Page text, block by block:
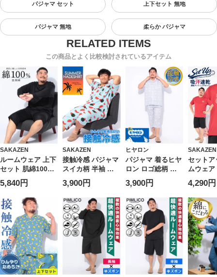
パジャマ セット 上下セット 無地
パジャマ 無地 柔らか パジャマ
この商品とよく比較検討されているアイテム
SAKAZEN
ルームウェア 上下
セット 肌綿100％
無地 長袖 七分丈
パンツ 部屋着 パ
ジャマ コットン
オールシーズン 大
きいサイズ メンズ
5,840円
SAKAZEN
接触冷感 パジャマ
スイカ柄 半袖 七
分丈 部屋着 パジ
ャマ ルームウェア
上下セット プリン
ト 春 夏 大きいサ
イズ メンズ
3,900円
ヒヤロン
パジャマ 着るヒヤ
ロン ロゴ総柄 背
あて接触冷感 七分
丈 部屋着 上下セ
ット 半袖 涼しい
3L 4L 5L 6L 大き
いサイズ メンズ
3,900円
SAKAZEN
セット
ムウェ
大きい
ロゴ バ
ト 総メ
ットソー
ツ 上下
ン
4,290円